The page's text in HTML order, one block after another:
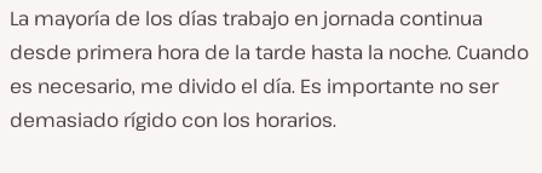
La mayoría de los días trabajo en jornada continua
desde primera hora de la tarde hasta la noche. Cuando
es necesario, me divido el día. Es importante no ser
demasiado rígido con los horarios.